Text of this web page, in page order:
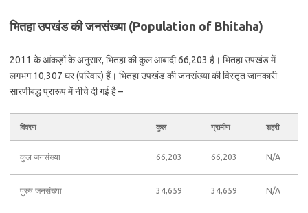
भितहा उपखंड की जनसंख्या (Population of Bhitaha)
2011 के आंकड़ों के अनुसार, भितहा की कुल आबादी 66,203 है। भितहा उपखंड में
लगभग 10,307 घर (परिवार) हैं। भितहा उपखंड की जनसंख्या की विस्तृत जानकारी
सारणीबद्ध प्रारूप में नीचे दी गई है –
विवरण कुल ग्रामीण शहरी
कुल जनसंख्या 66,203 66,203 N/A
पुरुष जनसंख्या 34,659 34,659 N/A